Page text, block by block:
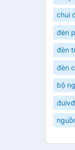
chui
đèn
đèn
đèn
bộ